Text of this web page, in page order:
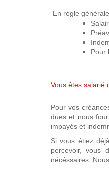
En règle
Pour
Vous êtes salarié
Pour vos
dues et nous
impayés et
Si vous étiez
percevoir, vous
nécéssaires.